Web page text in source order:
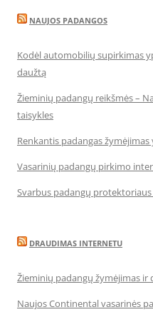
NAUJOS PADANGOS
Kodėl automobilių supirkimas
daužtą
Žieminių padangų reikšmės –
taisykles
Renkantis padangas žymėjimas
Vasarinių padangų pirkimo
Svarbus padangų
DRAUDIMAS INTERNETU
Žieminių padangų žymėjimas ir
Naujos Continental vasarinės